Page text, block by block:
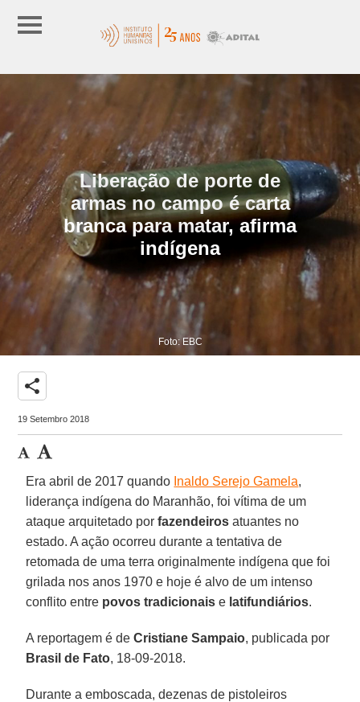
Liberação de porte de
armas no campo é carta
branca para matar, afirma
indígena
Foto: EBC
share
19 Setembro 2018
Era abril de 2017 quando Inaldo Serejo Gamela,
liderança indígena do Maranhão, foi vítima de um
ataque arquitetado porfazendeiros atuantes no
estado. A ação ocorreu durante a tentativa de
retomada de uma terra originalmente indígena que foi
grilada nos anos 1970 e hoje é alvo de um intenso
conflito entre povos tradicionais e latifundiários.
A reportagem é deCristiane Sampaio, publicada por
Brasil de Fato, 18-09-2018.
Durante a emboscada, dezenas de pistoleiros